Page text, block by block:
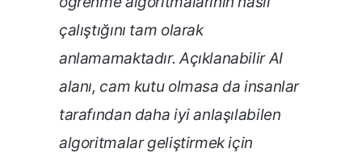
çalıştığını tam olarak
anlamamaktadır. Açıklanabilir AI
alanı, cam kutu olmasa da insanlar
tarafından daha iyi anlaşılabilen
algoritmalar geliştirmek için